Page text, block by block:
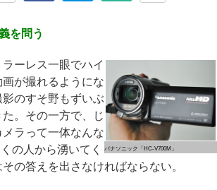
を問う
パナソニック「HC-V700M」
ーレス一眼でハイ
が撮れるようにな
のすそ野もずいぶ
。その一方で、じ
ラって一体なんな
の人から湧いてく
の答えを出さなければならない。